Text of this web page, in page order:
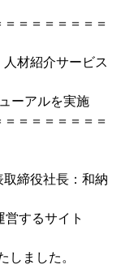
＝＝＝＝＝＝＝
紹介サービス
ルを実施
＝＝＝＝＝＝＝
締役社長：和納
するサイト
しました。